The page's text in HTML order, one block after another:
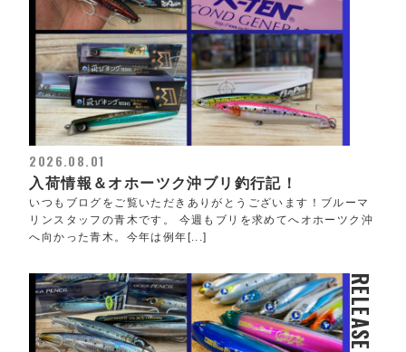
2026.08.01
入荷情報＆オホーツク沖ブリ釣行記！
いつもブログをご覧いただきありがとうございます！ブルーマ
リンスタッフの青木です。 今週もブリを求めてへオホーツク沖
へ向かった青木。今年は例年[...]
RELEASE